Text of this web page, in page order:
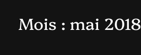
Mois : mai 2018